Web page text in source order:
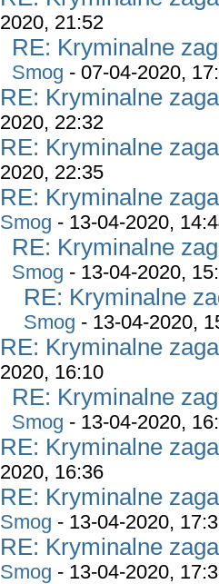
2020, 21:52
RE: Kryminalne
Smog - 07-04-2020,
RE: Kryminalne
2020, 22:32
RE: Kryminalne
2020, 22:35
RE: Kryminalne
Smog - 13-04-2020,
RE: Kryminalne
Smog - 13-04-2020,
RE: Kryminalne
Smog - 13-04-2020,
RE: Kryminalne
2020, 16:10
RE: Kryminalne
Smog - 13-04-2020,
RE: Kryminalne
2020, 16:36
RE: Kryminalne
Smog - 13-04-2020,
RE: Kryminalne
Smog - 13-04-2020,